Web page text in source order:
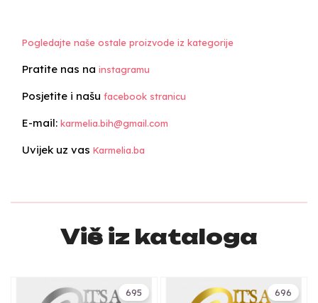
Pogledajte naše ostale proizvode iz kategorije
Pratite nas na instagramu
Posjetite i našu facebook stranicu
E-mail: karmelia.bih@gmail.com
Uvijek uz vas Karmelia.ba
Više iz kataloga
695 696